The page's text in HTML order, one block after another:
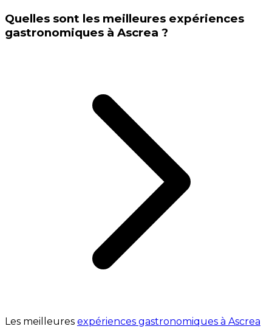
Quelles sont les meilleures expériences
gastronomiques à Ascrea ?
Les meilleures expériences gastronomiques à Ascrea